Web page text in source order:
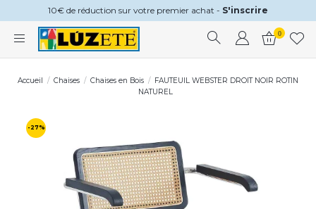
10€ de réduction sur votre premier achat - S'inscrire
0
Accueil Chaises Chaises en Bois
FAUTEUIL WEBSTER DROIT NOIR ROTIN
NATUREL
-27%